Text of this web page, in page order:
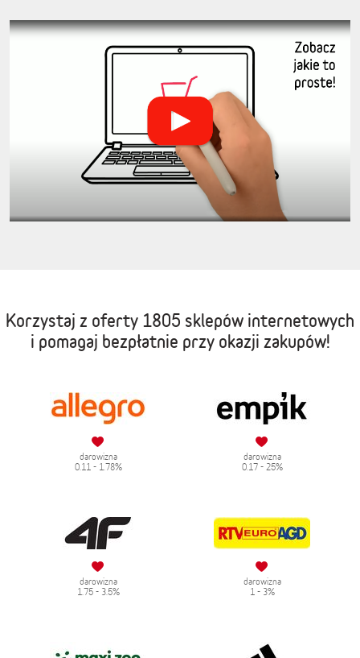
Korzystaj z oferty 1805 sklepów internetowych
i pomagaj bezpłatnie przy okazji zakupów!
darowizna
0.11 - 1.78%
darowizna
0.17 - 25%
darowizna
1.75 - 3.5%
darowizna
1 - 3%